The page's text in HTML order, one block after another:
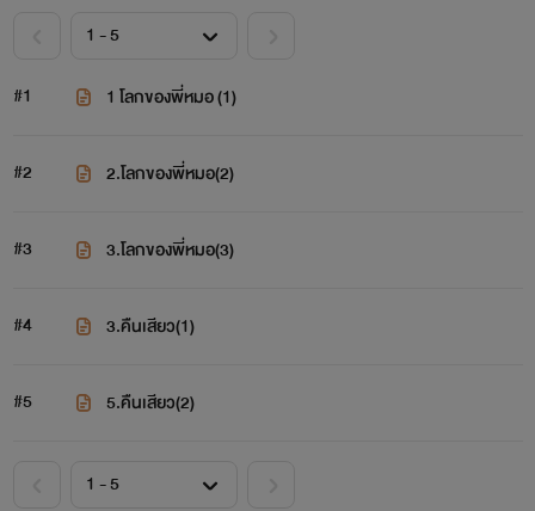
#1 1 โลกของพี่หมอ (1)
#2 2.โลกของพี่หมอ(2)
#3 3.โลกของพี่หมอ(3)
#4 3.คืนเสียว(1)
#5 5.คืนเสียว(2)